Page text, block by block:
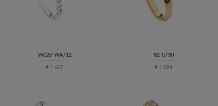
W020-WA/12
€ 1.607
82-G/30
€ 1.094